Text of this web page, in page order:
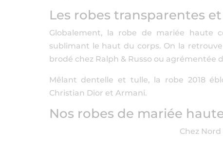
Les robes transparentes
Globalement, la robe de mariée haute
sublimant le haut du corps. On la
brodé chez Ralph & Russo ou agrémentée
Mêlant dentelle et tulle, la robe 2018
Christian Dior et Armani.
Nos robes de mariée
Chez